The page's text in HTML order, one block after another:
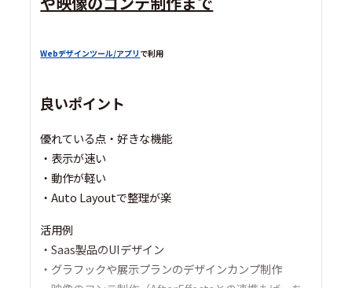
Webデザインツール/アプリ で利用
良いポイント
優れている点・好きな機能
・表示が速い
・動作が軽い
・Auto Layoutで整理が楽
活用例
・Saas製品のUIデザイン
・グラフックや展示プランのデザインカンプ制作